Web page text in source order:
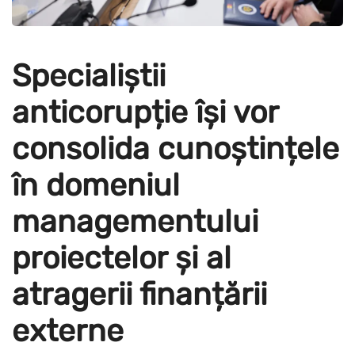
Specialiștii
anticorupție își vor
consolida cunoștințele
în domeniul
managementului
proiectelor și al
atragerii finanțării
externe